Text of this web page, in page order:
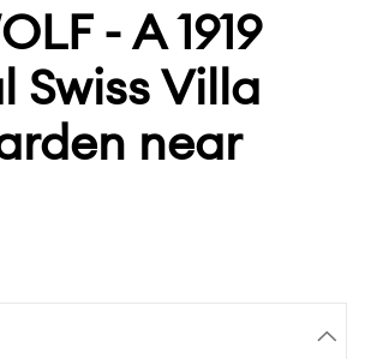
- A 1919
Swiss Villa
near